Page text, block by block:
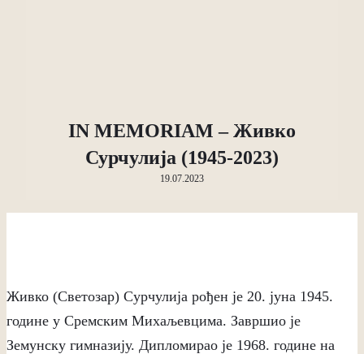
IN MEMORIAM – Живко
Сурчулија (1945-2023)
19.07.2023
Живко (Светозар) Сурчулија рођен је 20. јуна 1945.
године у Сремским Михаљевцима. Завршио је
Земунску гимназију. Дипломирао је 1968. године на